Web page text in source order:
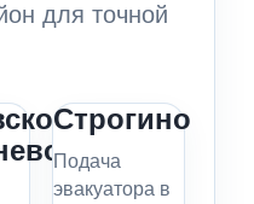
для точной
Строгино
Подача
эвакуатора в